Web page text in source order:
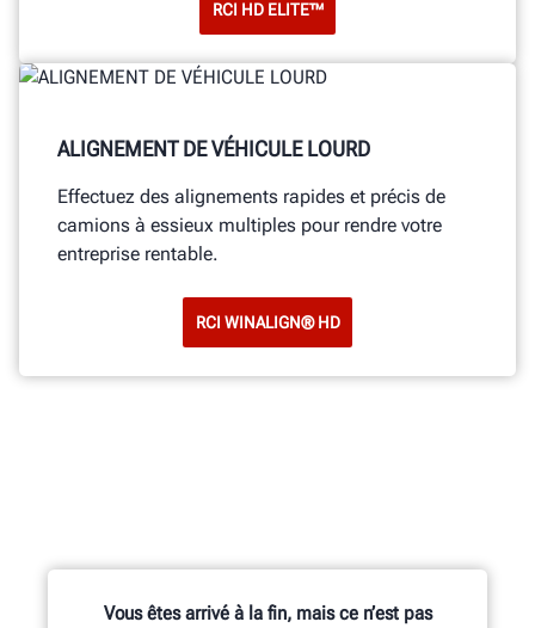
RCI HD ELITE™
ALIGNEMENT DE VÉHICULE LOURD
Effectuez des alignements rapides et précis de
camions à essieux multiples pour rendre votre
entreprise rentable.
RCI WINALIGN® HD
Vous êtes arrivé à la fin, mais ce n’est pas